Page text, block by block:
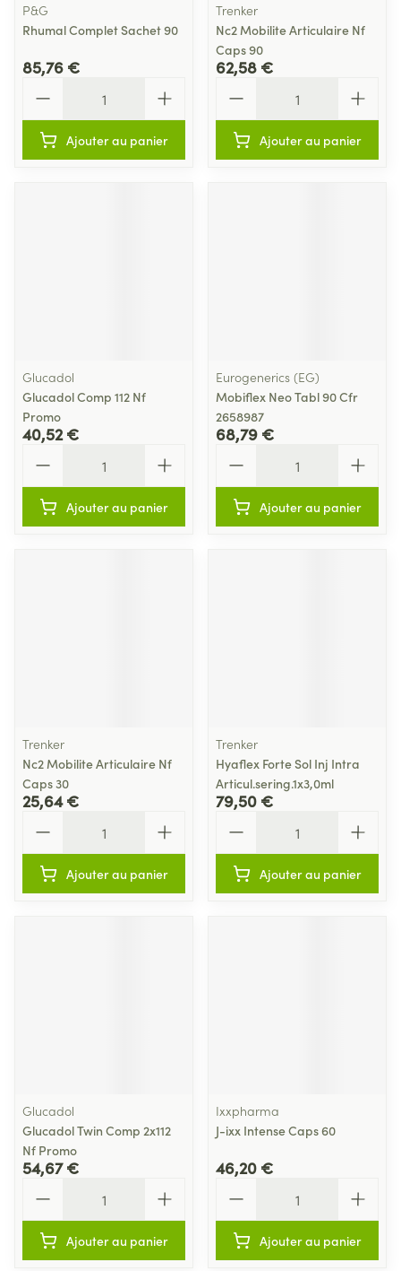
P&G
Rhumal Complet Sachet 90
85,76 €
Ajouter au panier
Trenker
Nc2 Mobilite Articulaire Nf
Caps 90
62,58 €
Ajouter au panier
Glucadol
Glucadol Comp 112 Nf
Promo
40,52 €
Ajouter au panier
Eurogenerics (EG)
Mobiflex Neo Tabl 90 Cfr
2658987
68,79 €
Ajouter au panier
Trenker
Nc2 Mobilite Articulaire Nf
Caps 30
25,64 €
Ajouter au panier
Trenker
Hyaflex Forte Sol Inj Intra
Articul.sering.1x3,0ml
79,50 €
Ajouter au panier
Glucadol
Glucadol Twin Comp 2x112
Nf Promo
54,67 €
Ajouter au panier
Ixxpharma
J-ixx Intense Caps 60
46,20 €
Ajouter au panier